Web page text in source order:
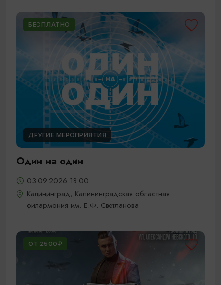
БЕСПЛАТНО
ДРУГИЕ МЕРОПРИЯТИЯ
Один на один
03.09.2026 18:00
Калининград, Калининградская областная
филармония им. Е.Ф. Светланова
ОТ 2500₽